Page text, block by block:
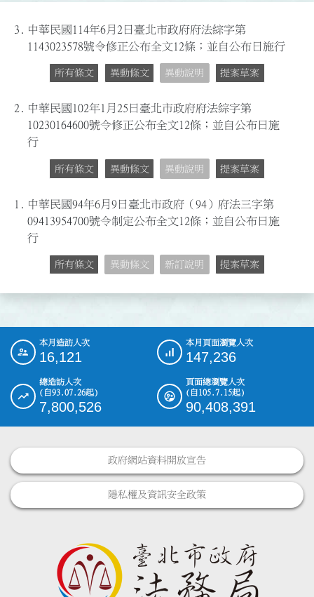
3.
中華民國114年6月2日臺北市政府府法綜字第
1143023578號令修正公布全文12條；並自公布日施行
所有條文 異動條文 異動說明 提案草案
2. 中華民國102年1月25日臺北市政府府法綜字第
10230164600號令修正公布全文12條；並自公布日施
行
所有條文 異動條文 異動說明 提案草案
1.
中華民國94年6月9日臺北市政府（94）府法三字第
09413954700號令制定公布全文12條；並自公布日施
行
所有條文 異動條文 新訂說明 提案草案
::: 本月造訪人次
16,121
本月頁面瀏覽人次
147,236
總造訪人次
(自93.07.26起)
7,800,526
頁面總瀏覽人次
(自105.7.15起)
90,408,391
政府網站資料開放宣告
隱私權及資訊安全政策